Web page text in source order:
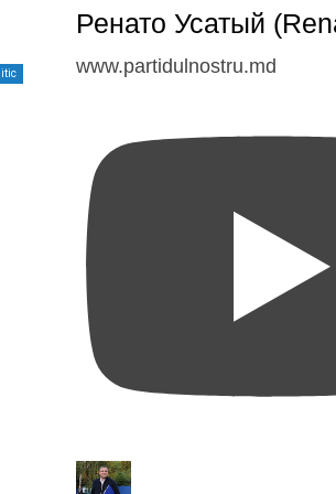
Ренато Усатый
www.partidulnostru.md